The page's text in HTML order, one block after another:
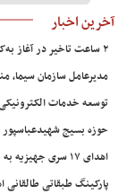
آخرین اخبار
۲ ساعت تاخیر در آغاز به‌کار ادارات و مدارس ۶ شهر خوزستان
مدیرعامل سازمان
توسعه خدمات
حوزه بسیج
اهدای ۱۷ سری جهیزیه به نوعروسان مددجو رامهرمز
پارکینگ طبقاتی طالقانی